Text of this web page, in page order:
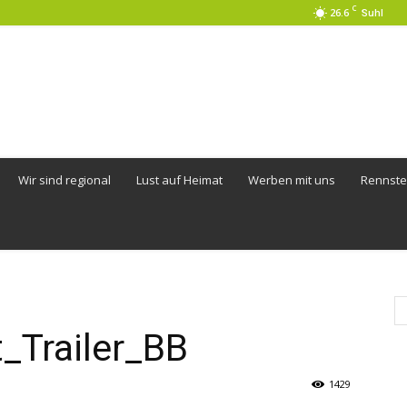
26.6 C Suhl
Wir sind regional Lust auf Heimat Werben mit uns
1429